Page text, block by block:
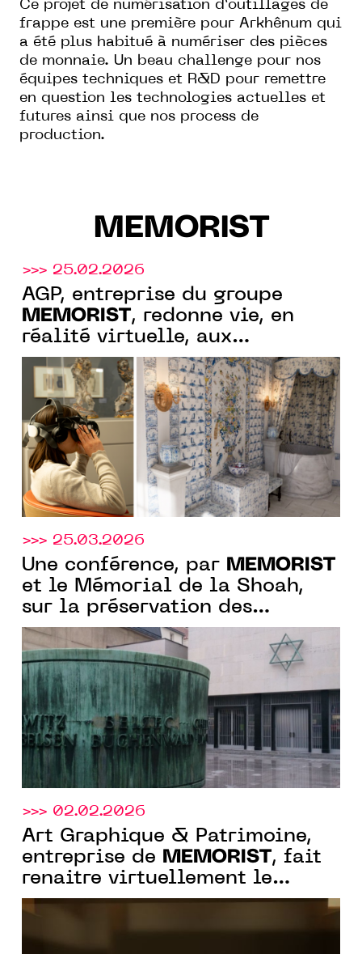
Ce projet de numérisation d’outillages de
frappe est une première pour Arkhênum qui
a été plus habitué à numériser des pièces
de monnaie. Un beau challenge pour nos
équipes techniques et R&D pour remettre
en question les technologies actuelles et
futures ainsi que nos process de
production.
MEMORIST
>>> 25.02.2026
AGP, entreprise du groupe
MEMORIST, redonne vie, en
réalité virtuelle, aux
appartements ducaux du
château de Lunéville
>>> 25.03.2026
Une conférence, par MEMORIST
et le Mémorial de la Shoah,
sur la préservation des
archives du génocide à
l’occasion du SITEM 2026
>>> 02.02.2026
Art Graphique & Patrimoine,
entreprise de MEMORIST, fait
renaitre virtuellement le
Musée national du Soudan